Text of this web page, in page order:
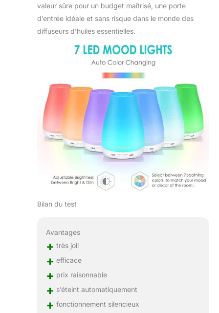
valeur sûre pour un budget maîtrisé, une porte
d’entrée idéale et sans risque dans le monde des
diffuseurs d’huiles essentielles.
Bilan du test
Avantages
+ très joli
+ efficace
+ prix raisonnable
+ s’éteint automatiquement
+ fonctionnement silencieux